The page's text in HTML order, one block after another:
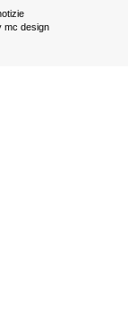
mc design